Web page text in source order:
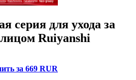
серия для ухода за
Ruiyanshi
за 669 RUR